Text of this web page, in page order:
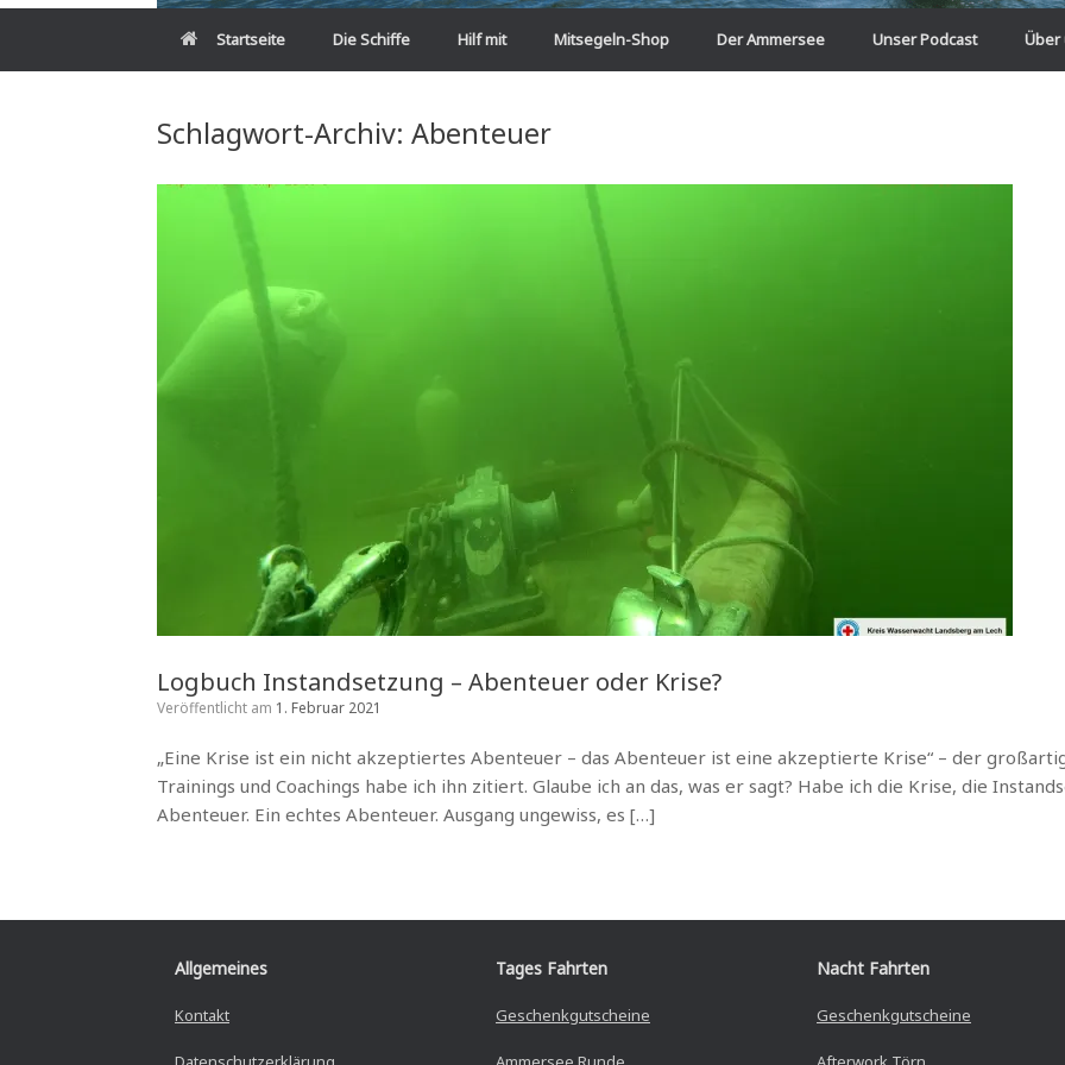
Startseite Die Schiffe Hilf mit Mitsegeln-Shop Der Ammersee Unser Podcast Über
Schlagwort-Archiv: Abenteuer
Logbuch Instandsetzung – Abenteuer oder Krise?
Veröffentlicht am 1. Februar 2021
„Eine Krise ist ein nicht akzeptiertes Abenteuer – das Abenteuer ist eine akzeptierte Krise“ – der
Trainings und Coachings habe ich ihn zitiert. Glaube ich an das, was er sagt? Habe ich die Krise, die
Abenteuer. Ein echtes Abenteuer. Ausgang ungewiss, es […]
Allgemeines
Kontakt
Tages Fahrten
Geschenkgutscheine
Nacht Fahrten
Geschenkgutscheine